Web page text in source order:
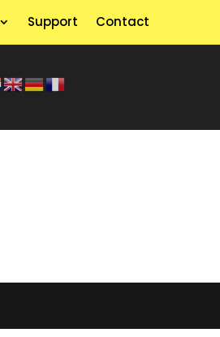
Support Contact